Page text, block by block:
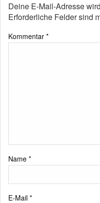
Deine E-Mail-Adresse
Erforderliche Felder sind
Kommentar *
Name *
E-Mail *